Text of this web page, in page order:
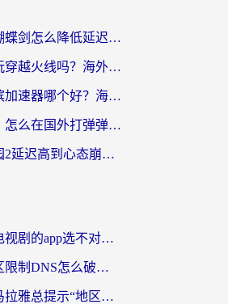
国外玩流星蝴蝶剑怎么降低延迟？海外党必看的加速秘籍（含欧洲鸣潮&彩虹岛优化攻略）
在国外也能玩穿越火线吗？海外玩家国服游戏畅玩终极指南
美国率土之滨加速器哪个好？海外党国服游戏畅玩终极指南（附多游戏解决方案）
海外党必看：怎么在国外打弹弹堂不卡？番茄加速器亲测指南
英国崩坏学园2延迟高到心态崩？海外党国服游戏加速终极指南
海外看国内电视剧的app选不对？这份回国加速器避坑指南帮你流畅追剧
喜马拉雅地区限制DNS怎么破？海外党听国内音乐听书的终极解决方案
在海外听喜马拉雅总提示“地区限制”？3步轻松解除+听国内音乐全攻略